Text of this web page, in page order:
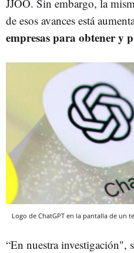
JJOO. Sin embargo, la
de esos avances está
empresas para obtener y
Logo de ChatGPT en la pantalla de un
“En nuestra investigación",